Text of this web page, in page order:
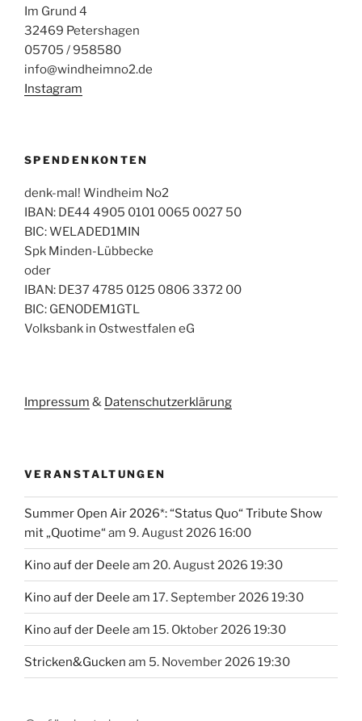
Im Grund 4
32469 Petershagen
05705 / 958580
info@windheimno2.de
Instagram
SPENDENKONTEN
denk-mal! Windheim No2
IBAN: DE44 4905 0101 0065 0027 50
BIC: WELADED1MIN
Spk Minden-Lübbecke
oder
IBAN: DE37 4785 0125 0806 3372 00
BIC: GENODEM1GTL
Volksbank in Ostwestfalen eG
Impressum & Datenschutzerklärung
VERANSTALTUNGEN
Summer Open Air 2026*: “Status Quo“ Tribute Show
mit „Quotime“ am 9. August 2026 16:00
Kino auf der Deele am 20. August 2026 19:30
Kino auf der Deele am 17. September 2026 19:30
Kino auf der Deele am 15. Oktober 2026 19:30
Stricken&Gucken am 5. November 2026 19:30